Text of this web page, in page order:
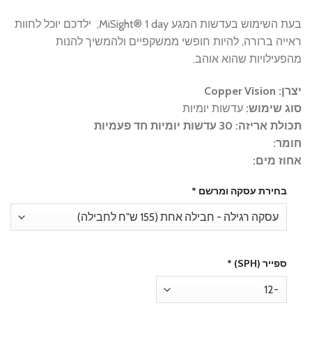
בעת השימוש בעדשות המגע MiSight® 1 day, ילדכם יוכל לחוות
ראייה ברורה, להיות חופשי ממשקפיים ולהמשיך להנות
מהפעילויות שהוא אוהב.
יצרן: Copper Vision
סוג שימוש: עדשות יומיות
תכולת אריזה: 30 עדשות יומיות חד פעמיות
חומר:
אחוז מים:
בחירת עסקה ומרשם *
ספייר (SPH) *